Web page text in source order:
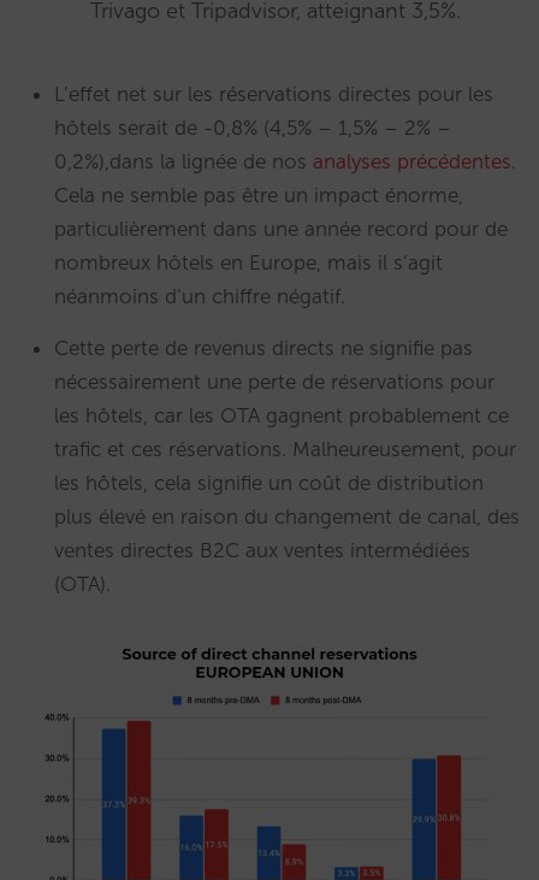
Trivago et Tripadvisor, atteignant 3,5%.
L’effet net sur les réservations directes pour les
hôtels serait de -0,8% (4,5% – 1,5% – 2% –
0,2%),dans la lignée de nos analyses précédentes
Cela ne semble pas être un impact énorme,
particulièrement dans une année record pour de
nombreux hôtels en Europe, mais il s’agit
néanmoins d’un chiffre négatif.
Cette perte de revenus directs ne signifie pas
nécessairement une perte de réservations pour
les hôtels, car les OTA gagnent probablement ce
trafic et ces réservations. Malheureusement, pour
les hôtels, cela signifie un coût de distribution
plus élevé en raison du changement de canal, des
ventes directes B2C aux ventes intermédiées
(OTA).